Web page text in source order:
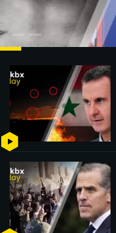
blckbx today #361:
Oekraïne | Politieke